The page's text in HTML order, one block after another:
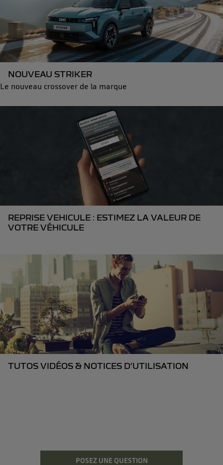
NOUVEAU STRIKER
Le nouveau crossover de la marque
REPRISE VEHICULE : ESTIMEZ LA VALEUR DE
VOTRE VÉHICULE
TUTOS VIDÉOS & NOTICES D’UTILISATION
POSEZ UNE QUESTION